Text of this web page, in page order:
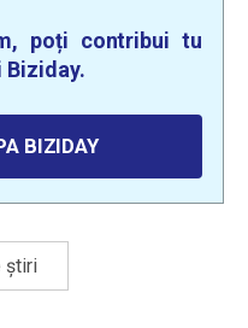
poți contribui tu
Biziday.
BIZIDAY
știri